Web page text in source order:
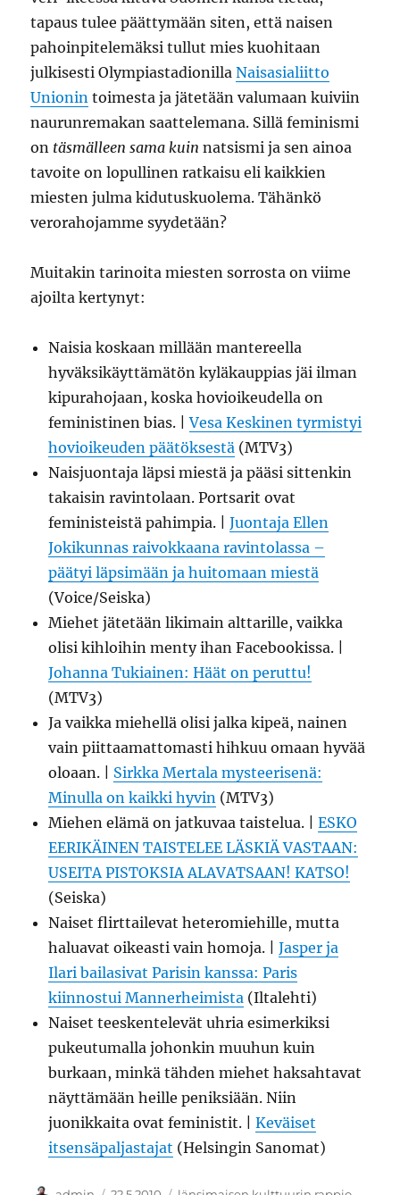
tapaus tulee päättymään siten, että naisen
pahoinpitelemäksi tullut mies kuohitaan
julkisesti OlympiastadionillaNaisasialiitto
Unionin toimesta ja jätetään valumaan kuiviin
naurunremakan saattelemana. Sillä feminismi
on täsmälleen sama kuin natsismi ja sen ainoa
tavoite on lopullinen ratkaisu eli kaikkien
miesten julma kidutuskuolema. Tähänkö
verorahojamme syydetään?
Muitakin tarinoita miesten sorrosta on viime
ajoilta kertynyt:
Naisia koskaan millään mantereella
hyväksikäyttämätön kyläkauppias jäi ilman
kipurahojaan, koska hovioikeudella on
feministinen bias. |Vesa Keskinen tyrmistyi
hovioikeuden päätöksestä (MTV3)
Naisjuontaja läpsi miestä ja pääsi sittenkin
takaisin ravintolaan. Portsarit ovat
feministeistä pahimpia. |Juontaja Ellen
Jokikunnas raivokkaana ravintolassa –
päätyi läpsimään ja huitomaan miestä
(Voice/Seiska)
Miehet jätetään likimain alttarille, vaikka
olisi kihloihin menty ihan Facebookissa. |
Johanna Tukiainen: Häät on peruttu!
(MTV3)
Ja vaikka miehellä olisi jalka kipeä, nainen
vain piittaamattomasti hihkuu omaan hyvää
oloaan. | Sirkka Mertala mysteerisenä:
Minulla on kaikki hyvin (MTV3)
Miehen elämä on jatkuvaa taistelua. |ESKO
EERIKÄINEN TAISTELEE LÄSKIÄ VASTAAN:
USEITA PISTOKSIA ALAVATSAAN! KATSO!
(Seiska)
Naiset flirttailevat heteromiehille, mutta
haluavat oikeasti vain homoja. |Jasper ja
Ilari bailasivat Parisin kanssa: Paris
kiinnostui Mannerheimista (Iltalehti)
Naiset teeskentelevät uhria esimerkiksi
pukeutumalla johonkin muuhun kuin
burkaan, minkä tähden miehet haksahtavat
näyttämään heille peniksiään. Niin
juonikkaita ovat feministit. |Keväiset
itsensäpaljastajat (Helsingin Sanomat)